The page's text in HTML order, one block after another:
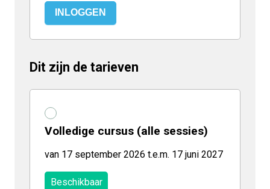
INLOGGEN
Dit zijn de tarieven
Volledige cursus (alle sessies)
van 17 september 2026 t.e.m. 17 juni 2027
Beschikbaar